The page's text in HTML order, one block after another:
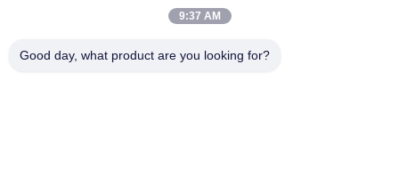
UEWH Superdunne 1,5 mmx0,1 mm rechthoekige
9:37 AM
Good day, what product are you looking for?